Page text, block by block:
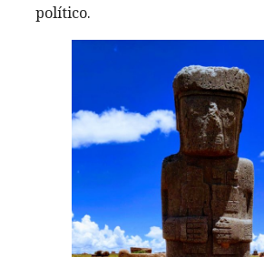
político.